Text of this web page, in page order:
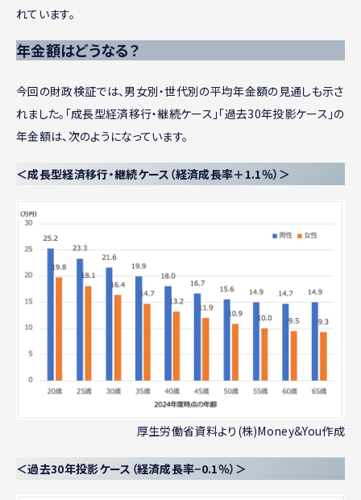
れています。
年金額はどうなる？
今回の財政検証では、男女別・世代別の平均年金額の見通しも示さ
れました。「成長型経済移行・継続ケース」「過去30年投影ケース」の
年金額は、次のようになっています。
＜成長型経済移行・継続ケース（経済成長率＋1.1％）＞
厚生労働省資料より(株)Money&You作成
＜過去30年投影ケース（経済成長率−0.1％）＞